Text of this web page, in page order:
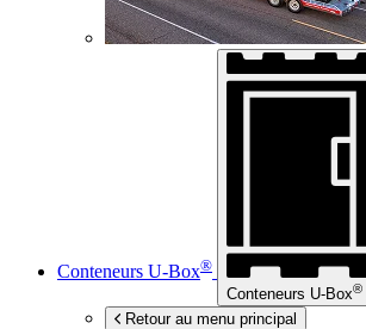
Conteneurs U-Box®
Conteneurs U-Box®
Retour au menu principal